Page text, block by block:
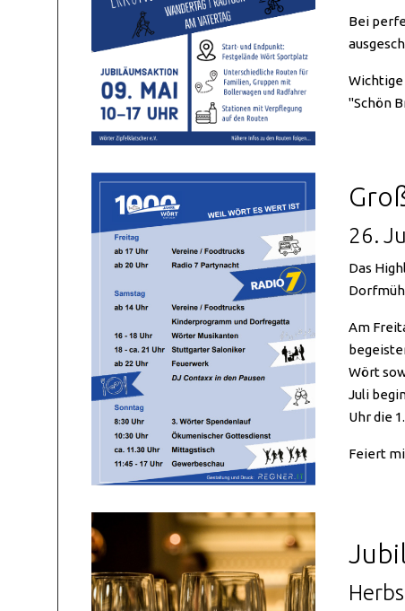
Bei
"Schön
26.
Das
Am
Wört
Juli
Uhr die
Feiert